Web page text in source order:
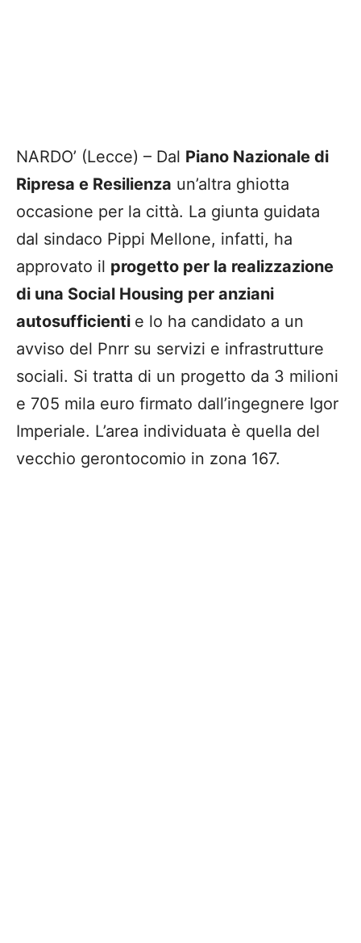
NARDO’ (Lecce) – Dal Piano Nazionale di
Ripresa e Resilienza un’altra ghiotta
occasione per la città. La giunta guidata
dal sindaco Pippi Mellone, infatti, ha
approvato il progetto per la realizzazione
di una Social Housing per anziani
autosufficienti e lo ha candidato a un
avviso del Pnrr su servizi e infrastrutture
sociali. Si tratta di un progetto da 3 milioni
e 705 mila euro firmato dall’ingegnere Igor
Imperiale. L’area individuata è quella del
vecchio gerontocomio in zona 167.